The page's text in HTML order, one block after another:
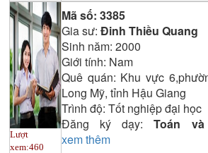
Lượt
xem:460
Mã số: 3385
Gia sư: Đinh Thiều Quang
Sinh năm: 2000
Giới tính: Nam
Quê quán: Khu vực
Long Mỹ, tỉnh Hậu Giang
Trình độ: Tốt nghiệp đại học
Đăng ký dạy:Toán
xem thêm